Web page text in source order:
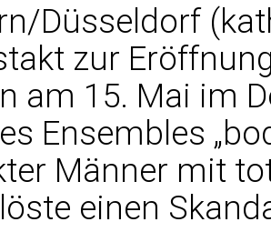
Düsseldorf
zur
am 15. Mai im
Ensembles
Männer mit
einen